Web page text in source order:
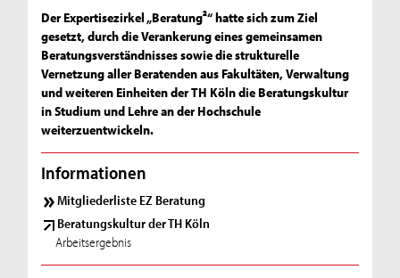
Der Expertisezirkel „Beratung²“ hatte sich zum Ziel
gesetzt, durch die Verankerung eines gemeinsamen
Beratungsverständnisses sowie die strukturelle
Vernetzung aller Beratenden aus Fakultäten, Verwaltung
und weiteren Einheiten der TH Köln die Beratungskultur
in Studium und Lehre an der Hochschule
weiterzuentwickeln.
Informationen
Mitgliederliste EZ Beratung
Beratungskultur der TH Köln
Arbeitsergebnis